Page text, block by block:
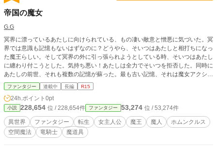
帝国の魔女
G.G
冥界に漂っているあたしに向けられている、もの凄い敵意と憎悪に気づいた。冥
界では意識も記憶もないはずなのに？どうやら、そいつはあたしと相打ちになっ
た魔王らしい。そして冥界の外に引っ張られようとしている時、そいつはあたし
に纏わり付こうとした。気持ち悪い！あたしは全力でそいつを拒否した。同時に
あたしの前世、それも複数の記憶が蘇った。最も古い記憶、それは魔女アクシャ
ナ。 そう、あたしは生まれ変わった。 最強の魔人、カーサイレ母様の娘とし
て。あたしは母様の溺愛の元、すくすくと育つ。 でも、魔王の魔の手は密かに
延びていた。 あたしは前世のアクシャナやその他の記憶、スキルを利用して立
ち向かう。 アクシャナの強力な空間魔法、そして八百年前のホムンクルス。 帝
国の秘密、そして流動する各国の思惑。 否応なく巻き込まれていく訳だけど、
カーサイレ母様だけは絶対守るんだから！
ファンタジー 連載中 長編 R15
24h.ポイント 0pt
小説 228,654 位 / 228,654件 ファンタジー 53,274 位 / 53,274件
異世界 ファンタジー 転生 女主人公 魔王 魔人
ホムンクルス
空間魔法
竜騎士 魔道具